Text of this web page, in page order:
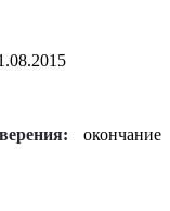
окончание